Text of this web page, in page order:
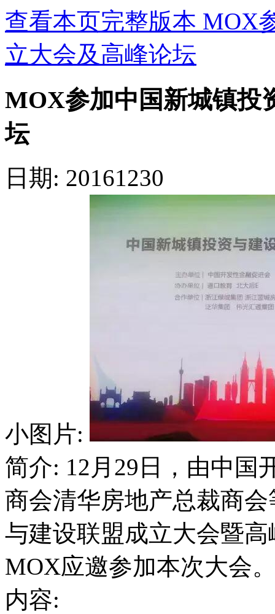
查看本页完整版本 MOX
立大会及高峰论坛
MOX参加中国新城镇投
坛
日期: 20161230
小图片:
简介: 12月29日，由中国
商会清华房地产总裁商
与建设联盟成立大会暨
MOX应邀参加本次大会
内容: